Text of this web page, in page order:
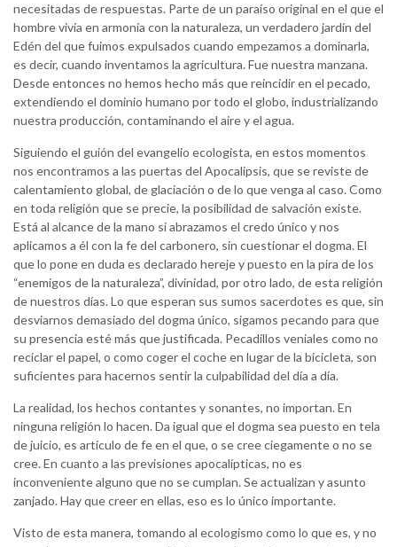
necesitadas de respuestas. Parte de un paraíso original en el que el
hombre vivía en armonía con la naturaleza, un verdadero jardín del
Edén del que fuimos expulsados cuando empezamos a dominarla,
es decir, cuando inventamos la agricultura. Fue nuestra manzana.
Desde entonces no hemos hecho más que reincidir en el pecado,
extendiendo el dominio humano por todo el globo, industrializando
nuestra producción, contaminando el aire y el agua.
Siguiendo el guión del evangelio ecologista, en estos momentos
nos encontramos a las puertas del Apocalipsis, que se reviste de
calentamiento global, de glaciación o de lo que venga al caso. Como
en toda religión que se precie, la posibilidad de salvación existe.
Está al alcance de la mano si abrazamos el credo único y nos
aplicamos a él con la fe del carbonero, sin cuestionar el dogma. El
que lo pone en duda es declarado hereje y puesto en la pira de los
“enemigos de la naturaleza”, divinidad, por otro lado, de esta religión
de nuestros días. Lo que esperan sus sumos sacerdotes es que, sin
desviarnos demasiado del dogma único, sigamos pecando para que
su presencia esté más que justificada. Pecadillos veniales como no
reciclar el papel, o como coger el coche en lugar de la bicicleta, son
suficientes para hacernos sentir la culpabilidad del día a día.
La realidad, los hechos contantes y sonantes, no importan. En
ninguna religión lo hacen. Da igual que el dogma sea puesto en tela
de juicio, es artículo de fe en el que, o se cree ciegamente o no se
cree. En cuanto a las previsiones apocalípticas, no es
inconveniente alguno que no se cumplan. Se actualizan y asunto
zanjado. Hay que creer en ellas, eso es lo único importante.
Visto de esta manera, tomando al ecologismo como lo que es, y no